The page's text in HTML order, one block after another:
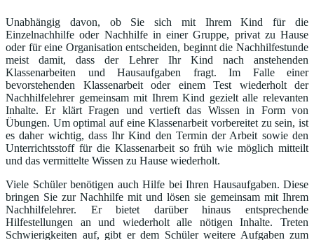
Unabhängig davon, ob Sie sich mit Ihrem Kind für die
Einzelnachhilfe oder Nachhilfe in einer Gruppe, privat zu Hause
oder für eine Organisation entscheiden, beginnt die Nachhilfestunde
meist damit, dass der Lehrer Ihr Kind nach anstehenden
Klassenarbeiten und Hausaufgaben fragt. Im Falle einer
bevorstehenden Klassenarbeit oder einem Test wiederholt der
Nachhilfelehrer gemeinsam mit Ihrem Kind gezielt alle relevanten
Inhalte. Er klärt Fragen und vertieft das Wissen in Form von
Übungen. Um optimal auf eine Klassenarbeit vorbereitet zu sein, ist
es daher wichtig, dass Ihr Kind den Termin der Arbeit sowie den
Unterrichtsstoff für die Klassenarbeit so früh wie möglich mitteilt
und das vermittelte Wissen zu Hause wiederholt.
Viele Schüler benötigen auch Hilfe bei Ihren Hausaufgaben. Diese
bringen Sie zur Nachhilfe mit und lösen sie gemeinsam mit Ihrem
Nachhilfelehrer. Er bietet darüber hinaus entsprechende
Hilfestellungen an und wiederholt alle nötigen Inhalte. Treten
Schwierigkeiten auf, gibt er dem Schüler weitere Aufgaben zum